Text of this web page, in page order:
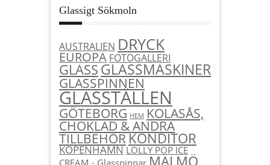
Glassigt Sökmoln
AUSTRALIEN DRYCK
EUROPA FOTOGALLERI
GLASSGLASSMASKINER
GLASSPINNEN
GLASSTÄLLEN
GÖTEBORG HEM KOLASÅS,
CHOKLAD & ANDRA
TILLBEHÖRKONDITOR
KÖPENHAMN LOLLY POP ICE
CREAM - Glasspinnar MALMÖ